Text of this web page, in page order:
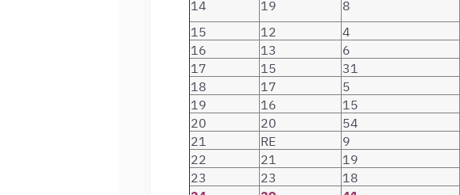
14
19 8
15
12 4
16
13 6
17
15 31
18
17 5
19
16 15
20
20 54
21
RE 9
22
21 19
23
23 18